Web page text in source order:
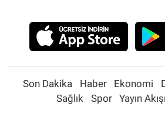
Son Dakika Haber Ekonomi
Sağlık
Spor Yayın Akışı